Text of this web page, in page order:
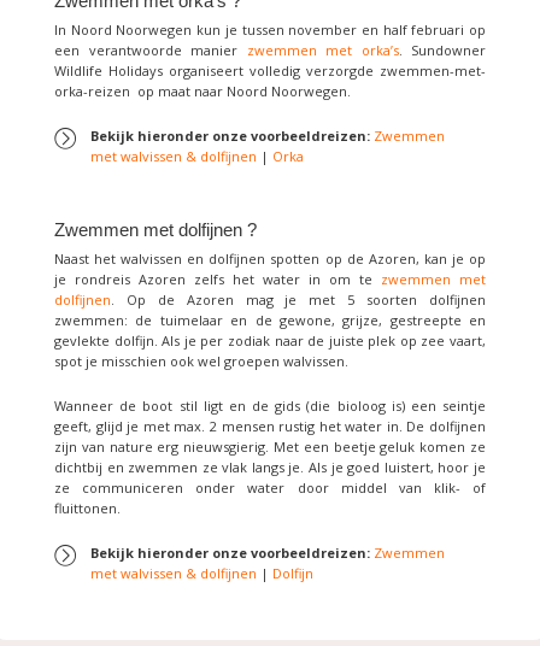
In Noord Noorwegen kun je tussen november en half februari op
een verantwoorde manier zwemmen met orka’s. Sundowner
Wildlife Holidays organiseert volledig verzorgde zwemmen-met-
orka-reizen op maat naar Noord Noorwegen.
Bekijk hieronder onze voorbeeldreizen: Zwemmen
met walvissen & dolfijnen | Orka
Zwemmen met dolfijnen ?
Naast het walvissen en dolfijnen spotten op de Azoren, kan je op
je rondreis Azoren zelfs het water in om te zwemmen met
dolfijnen . Op de Azoren mag je met 5 soorten dolfijnen
zwemmen: de tuimelaar en de gewone, grijze, gestreepte en
gevlekte dolfijn. Als je per zodiak naar de juiste plek op zee vaart,
spot je misschien ook wel groepen walvissen.
Wanneer de boot stil ligt en de gids (die bioloog is) een seintje
geeft, glijd je met max. 2 mensen rustig het water in. De dolfijnen
zijn van nature erg nieuwsgierig. Met een beetje geluk komen ze
dichtbij en zwemmen ze vlak langs je. Als je goed luistert, hoor je
ze communiceren onder water door middel van klik- of
fluittonen.
Bekijk hieronder onze voorbeeldreizen: Zwemmen
met walvissen & dolfijnen | Dolfijn